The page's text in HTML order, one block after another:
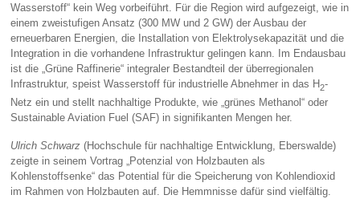
Wasserstoff“ kein Weg vorbeiführt. Für die Region wird aufgezeigt, wie in
einem zweistufigen Ansatz (300 MW und 2 GW) der Ausbau der
erneuerbaren Energien, die Installation von Elektrolysekapazität und die
Integration in die vorhandene Infrastruktur gelingen kann. Im Endausbau
ist die „Grüne Raffinerie“ integraler Bestandteil der überregionalen
Infrastruktur, speist Wasserstoff für industrielle Abnehmer in das H2-
Netz ein und stellt nachhaltige Produkte, wie „grünes Methanol“ oder
Sustainable Aviation Fuel (SAF) in signifikanten Mengen her.
Ulrich Schwarz (Hochschule für nachhaltige Entwicklung, Eberswalde)
zeigte in seinem Vortrag „Potenzial von Holzbauten als
Kohlenstoffsenke“ das Potential für die Speicherung von Kohlendioxid
im Rahmen von Holzbauten auf. Die Hemmnisse dafür sind vielfältig.